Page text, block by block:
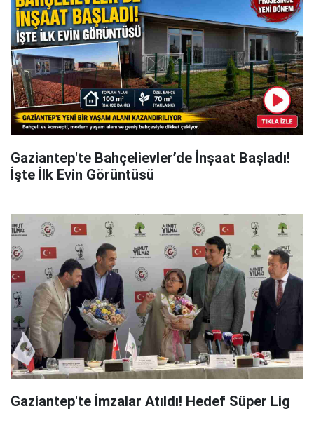
Gaziantep'te Bahçelievler’de İnşaat Başladı!
İşte İlk Evin Görüntüsü
Gaziantep'te İmzalar Atıldı! Hedef Süper Lig